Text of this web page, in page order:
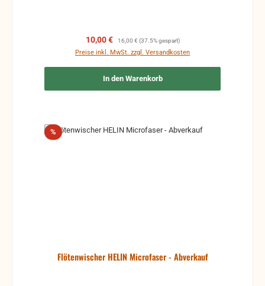
passend für: Bass-, Böhm- und Querflöten
Verkaufspreis:
10,00 € Regulärer Preis:
16,00 € (37.5% gespart)
Preise inkl. MwSt. zzgl. Versandkosten
In den Warenkorb
%Rabatt
Flötenwischer HELIN Microfaser - Abverkauf